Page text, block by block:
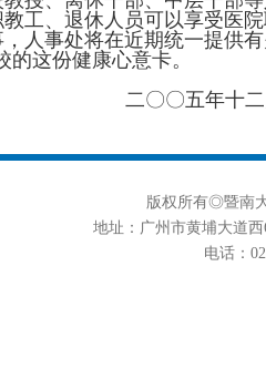
工、退休人员可以享受医
人事处将在近期统一提供
这份健康心意卡。
二〇〇五年十
版权所有◎暨南
地址：广州市黄埔大道
电话：